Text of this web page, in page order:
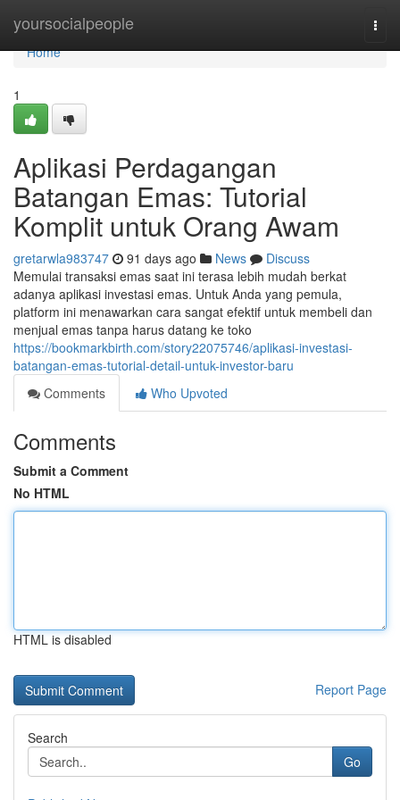
yoursocialpeople
Home
Home
1
Aplikasi Perdagangan
Batangan Emas: Tutorial
Komplit untuk Orang Awam
gretarwla983747 91 days ago News
Discuss
Memulai transaksi emas saat ini terasa lebih mudah berkat
adanya aplikasi investasi emas. Untuk Anda yang pemula,
platform ini menawarkan cara sangat efektif untuk membeli dan
menjual emas tanpa harus datang ke toko
https://bookmarkbirth.com/story22075746/aplikasi-investasi-
batangan-emas-tutorial-detail-untuk-investor-baru
Comments
Who Upvoted
Comments
Submit a Comment
No HTML
HTML is disabled
Report Page
Search
Go